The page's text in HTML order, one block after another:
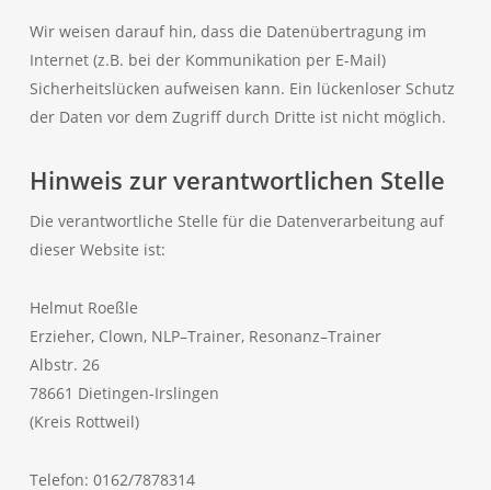
Wir weisen darauf hin, dass die Datenübertragung im
Internet (z.B. bei der Kommunikation per E-Mail)
Sicherheitslücken aufweisen kann. Ein lückenloser Schutz
der Daten vor dem Zugriff durch Dritte ist nicht möglich.
Hinweis zur verantwortlichen Stelle
Die verantwortliche Stelle für die Datenverarbeitung auf
dieser Website ist:
Helmut Roeßle
Erzieher, Clown, NLP–Trainer, Resonanz–Trainer
Albstr. 26
78661 Dietingen-Irslingen
(Kreis Rottweil)
Telefon: 0162/7878314